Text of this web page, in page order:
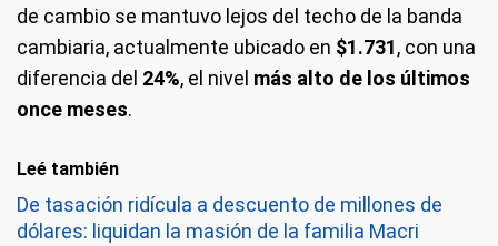
de cambio se mantuvo lejos del techo de la banda
cambiaria, actualmente ubicado en $1.731, con una
diferencia del 24%, el nivel más alto de los últimos
once meses.
Leé también
De tasación ridícula a descuento de millones de
dólares: liquidan la masión de la familia Macri